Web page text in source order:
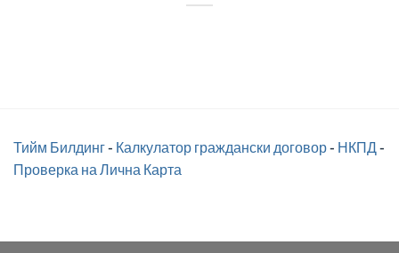
Тийм Билдинг- Калкулатор граждански договор- НКПД-
Проверка на Лична Карта